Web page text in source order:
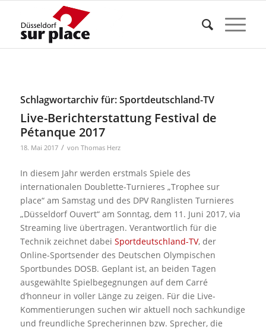
Schlagwortarchiv für:Sportdeutschland-TV
Live-Berichterstattung Festival de
Pétanque 2017
18. Mai 2017 / von Thomas Herz
In diesem Jahr werden erstmals Spiele des
internationalen Doublette-Turnieres „Trophee sur
place“ am Samstag und des DPV Ranglisten Turnieres
„Düsseldorf Ouvert“ am Sonntag, dem 11. Juni 2017, via
Streaming live übertragen. Verantwortlich für die
Technik zeichnet dabei Sportdeutschland-TV, der
Online-Sportsender des Deutschen Olympischen
Sportbundes DOSB. Geplant ist, an beiden Tagen
ausgewählte Spielbegegnungen auf dem Carré
d’honneur in voller Länge zu zeigen. Für die Live-
Kommentierungen suchen wir aktuell noch sachkundige
und freundliche Sprecherinnen bzw. Sprecher, die